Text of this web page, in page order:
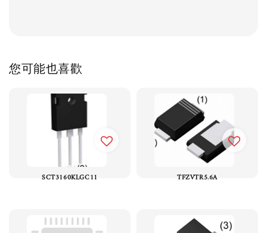
您可能也喜歡
SCT3160KLGC11 TFZVTR5.6A